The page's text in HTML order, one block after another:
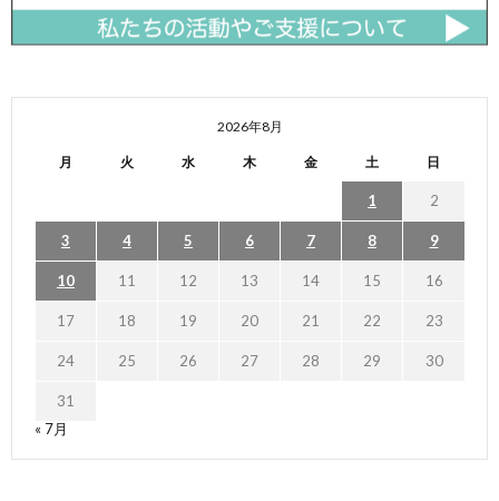
2026年8月
月 火 水 木 金 土 日
1 2
3 4 5 6 7 8 9
10 11 12 13 14 15 16
17 18 19 20 21 22 23
24 25 26 27 28 29 30
31
« 7月